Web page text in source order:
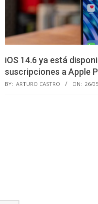
iOS 14.6 ya está
suscripciones a Apple
BY: ARTURO CASTRO ON: 26/